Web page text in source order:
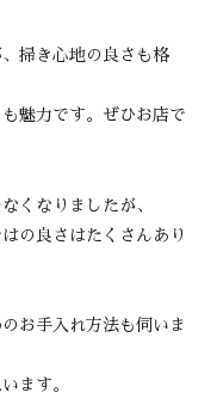
掃き心地の良さも格
魅力です。ぜひお店で
くなりましたが、
の良さはたくさんあり
お手入れ方法も伺いま
ます。